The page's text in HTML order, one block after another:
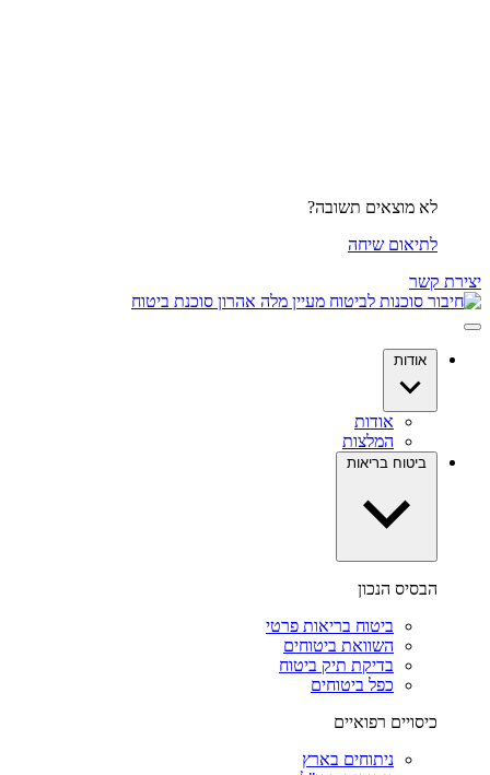
לא מוצאים תשובה?
לתיאום שיחה
יצירת קשר
אודות
אודות
המלצות
ביטוח בריאות
הבסיס הנכון
ביטוח בריאות פרטי
השוואת ביטוחים
בדיקת תיק ביטוח
כפל ביטוחים
כיסויים רפואיים
ניתוחים בארץ